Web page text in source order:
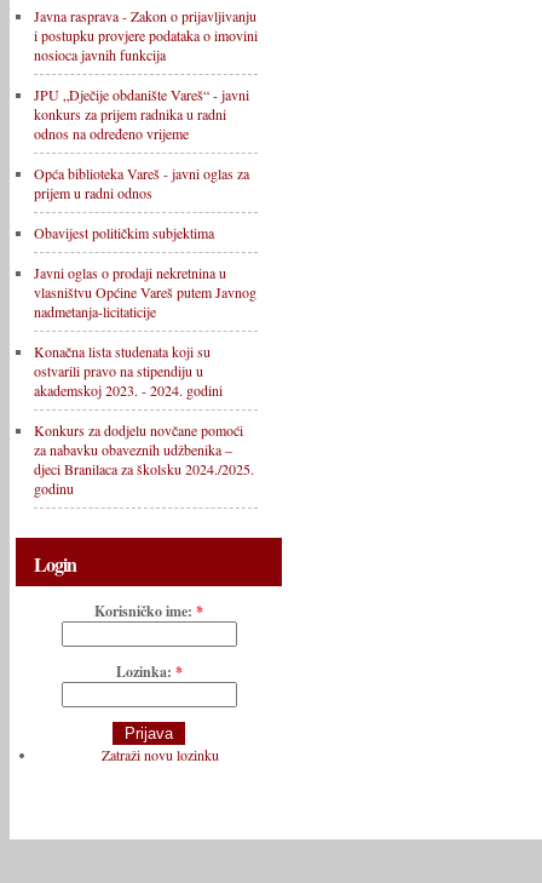
Javna rasprava - Zakon o prijavljivanju
i postupku provjere podataka o imovini
nosioca javnih funkcija
JPU „Dječije obdanište Vareš“ - javni
konkurs za prijem radnika u radni
odnos na određeno vrijeme
Opća biblioteka Vareš - javni oglas za
prijem u radni odnos
Obavijest političkim subjektima
Javni oglas o prodaji nekretnina u
vlasništvu Općine Vareš putem Javnog
nadmetanja-licitaticije
Konačna lista studenata koji su
ostvarili pravo na stipendiju u
akademskoj 2023. - 2024. godini
Konkurs za dodjelu novčane pomoći
za nabavku obaveznih udžbenika –
djeci Branilaca za školsku 2024./2025.
godinu
Login
Korisničko ime: *
Lozinka: *
Zatraži novu lozinku